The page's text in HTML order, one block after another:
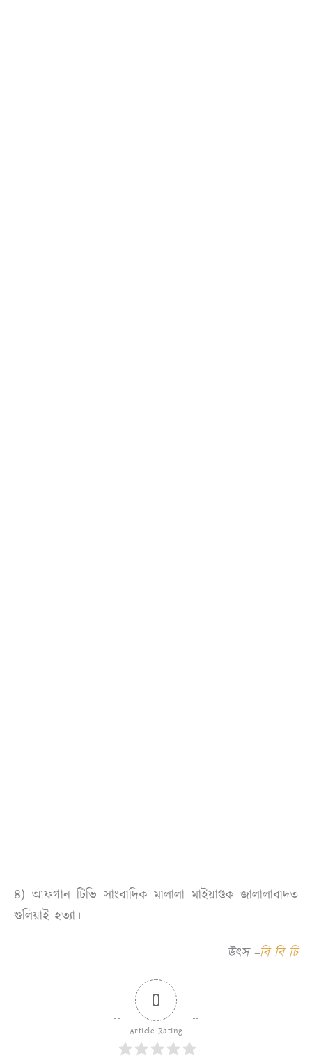
৪) আফগান টিভি সাংবাদিক মালালা মাইয়াণ্ডক জালালাবাদত
গুলিয়াই হত্যা।
উৎস –বি বি চি
0
Article Rating